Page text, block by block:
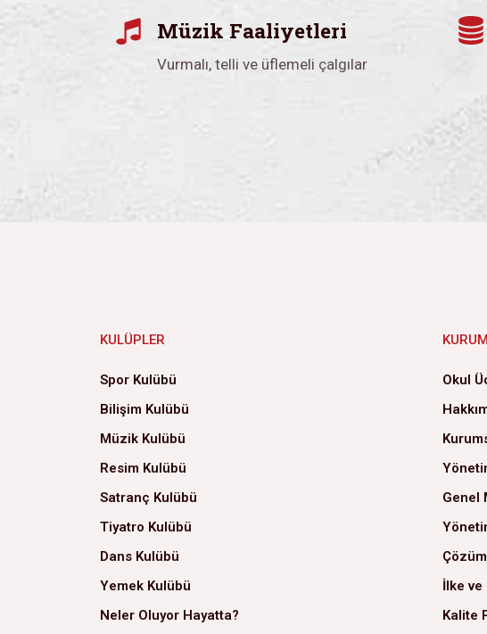
Müzik Faaliyetleri
Vurmalı, telli ve üflemeli çalgılar
KULÜPLER
Spor Kulübü
Bilişim Kulübü
Müzik Kulübü
Resim Kulübü
Satranç Kulübü
Tiyatro Kulübü
Dans Kulübü
Yemek Kulübü
Neler Oluyor Hayatta?
Okul
Genel
İlke
Kalite